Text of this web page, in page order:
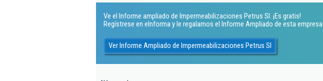
Ve el Informe ampliado de Impermeabilizaciones Petrus Sl. ¡Es gratis!
Regístrese en eInforma y le regalamos el Informe Ampliado de esta empresa
Ver Informe Ampliado de Impermeabilizaciones Petrus Sl